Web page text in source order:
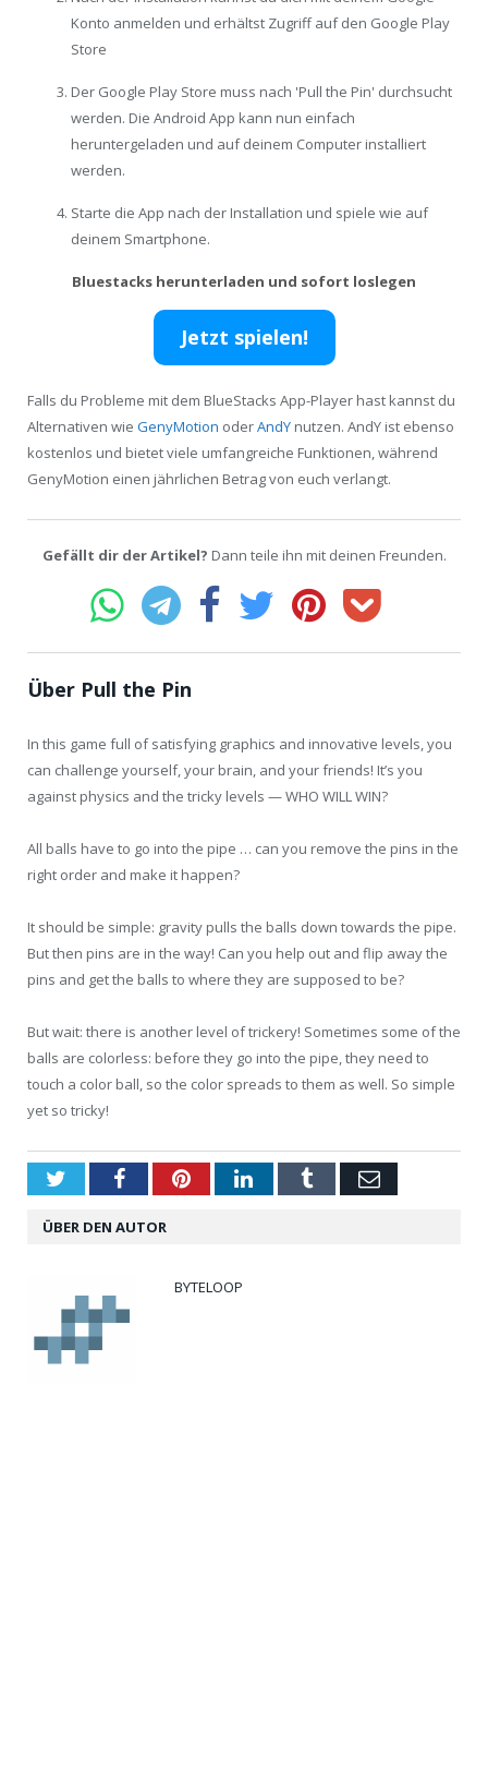
Konto anmelden und erhältst Zugriff auf den Google Play
Store
Der Google Play Store muss nach 'Pull the Pin' durchsucht
werden. Die Android App kann nun einfach
heruntergeladen und auf deinem Computer installiert
werden.
Starte die App nach der Installation und spiele wie auf
deinem Smartphone.
Bluestacks herunterladen und sofort loslegen
Jetzt spielen!
Falls du Probleme mit dem BlueStacks App-Player hast kannst du
Alternativen wie GenyMotion oderAndY nutzen. AndY ist ebenso
kostenlos und bietet viele umfangreiche Funktionen, während
GenyMotion einen jährlichen Betrag von euch verlangt.
Gefällt dir der Artikel? Dann teile ihn mit deinen Freunden.
Über Pull the Pin
In this game full of satisfying graphics and innovative levels, you
can challenge yourself, your brain, and your friends! It’s you
against physics and the tricky levels — WHO WILL WIN?
All balls have to go into the pipe … can you remove the pins in the
right order and make it happen?
It should be simple: gravity pulls the balls down towards the pipe.
But then pins are in the way! Can you help out and flip away the
pins and get the balls to where they are supposed to be?
But wait: there is another level of trickery! Sometimes some of the
balls are colorless: before they go into the pipe, they need to
touch a color ball, so the color spreads to them as well. So simple
yet so tricky!
TwitterFacebookPinterestLinkedInTumblrEmail
ÜBER DEN AUTOR
BYTELOOP